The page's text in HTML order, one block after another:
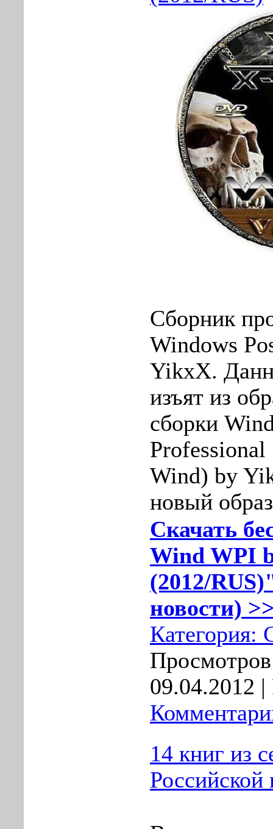
Сборник
Windows
YikxX.
изъят из
сборки
Wind) by
новый
Скачать
Wind WPI
(2012/
новости)
Категория:
09.04.2012 |
14 книг из